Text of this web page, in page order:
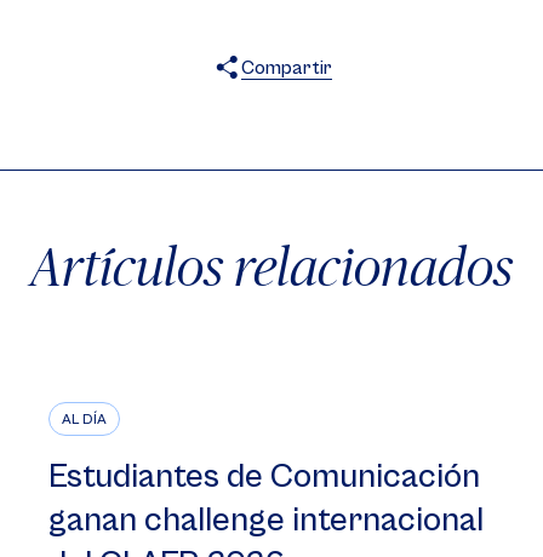
Compartir
Artículos relacionados
AL DÍA
Estudiantes de Comunicación
ganan challenge internacional